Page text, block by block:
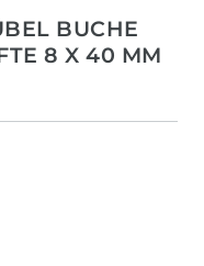
BUCHE
8 X 40 MM